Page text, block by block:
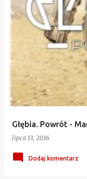
Głębia. Powrót -
lipca 13, 2016
Dodaj komentarz